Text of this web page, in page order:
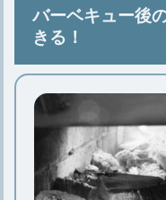
バーベキュー後
きる！